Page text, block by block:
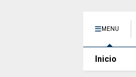
MENU
Inicio